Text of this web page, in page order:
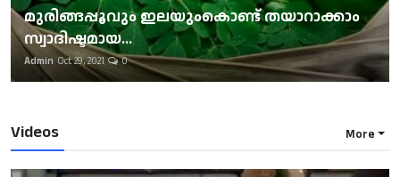
മുരിങ്ങപ്പൂവും ഇലയുംകൊണ്ട് തയാറാക്കാം
സ്വാദിഷ്ടമായ...
Admin Oct 29, 2021 0
Videos More